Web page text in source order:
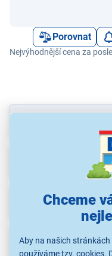
Chceme
Aby na našich
používáme tzv. cookies.
Porovnat
Nejvýhodnější cena za